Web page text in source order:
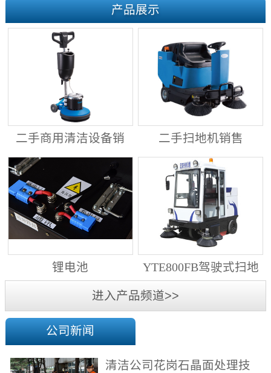
产品展示
二手商用清洁设备销
二手扫地机销售
锂电池
YTE800FB驾驶式扫地
进入产品频道>>
公司新闻
清洁公司花岗石晶面处理技